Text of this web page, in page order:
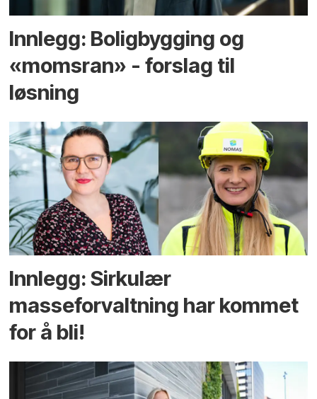
Innlegg: Boligbygging og
«momsran» - forslag til
løsning
Innlegg: Sirkulær
masseforvaltning har kommet
for å bli!